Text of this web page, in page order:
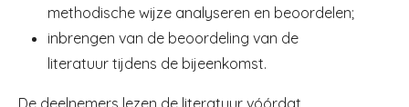
methodische wijze analyseren en beoordelen;
inbrengen van de beoordeling van de
literatuur tijdens de bijeenkomst.
De deelnemers lezen de literatuur vóórdat